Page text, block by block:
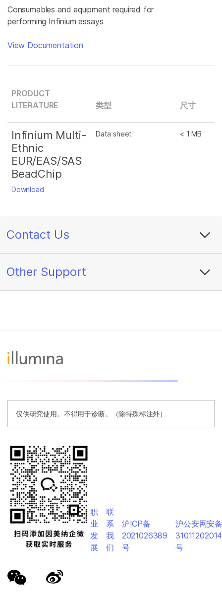
Consumables and equipment required for
performing Infinium assays
View Documentation
PRODUCT
LITERATURE
类型 尺寸
Infinium Multi-
Ethnic
EUR/EAS/SAS
BeadChip
Download
Data sheet < 1 MB
Contact Us
Other Support
仅供研究使用。不得用于诊断。（除特殊标注外）
职
业
发
展
联
系
我
们
沪ICP备
2021026389
号
沪公安网安
号